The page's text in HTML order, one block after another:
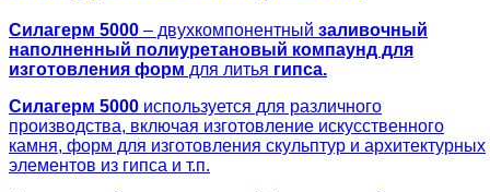
Силагерм 5000 – двухкомпонентный заливочный
наполненный полиуретановый компаунд для
изготовления форм для литья гипса.
Силагерм 5000 используется для различного
производства, включая изготовление искусственного
камня, форм для изготовления скульптур и архитектурных
элементов из гипса и т.п.